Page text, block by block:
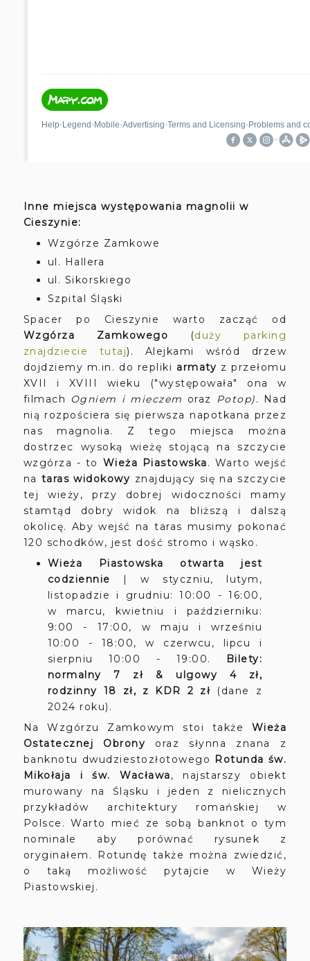
Inne miejsca występowania magnolii w
Cieszynie:
Wzgórze Zamkowe
ul. Hallera
ul. Sikorskiego
Szpital Śląski
Spacer po Cieszynie warto zacząć od
Wzgórza Zamkowego (duży parking
znajdziecie tutaj). Alejkami wśród drzew
dojdziemy m.in. do repliki armaty z przełomu
XVII i XVIII wieku ("występowała" ona w
filmach Ogniem i mieczem oraz Potop). Nad
nią rozpościera się pierwsza napotkana przez
nas magnolia. Z tego miejsca można
dostrzec wysoką wieżę stojącą na szczycie
wzgórza - to Wieża Piastowska. Warto wejść
na taras widokowy znajdujący się na szczycie
tej wieży, przy dobrej widoczności mamy
stamtąd dobry widok na bliższą i dalszą
okolicę. Aby wejść na taras musimy pokonać
120 schodków, jest dość stromo i wąsko.
Wieża Piastowska otwarta jest
codziennie
| wstyczniu, lutym,
listopadzie i grudniu: 10:00 - 16:00 ,
w marcu, kwietniu i październiku:
9:00 - 17:00, w maju i wrześniu
10:00 - 18:00, w czerwcu, lipcu i
sierpniu 10:00 - 19:00.
Bilety:
normalny 7 zł & ulgowy 4 zł,
rodzinny 18 zł, z KDR 2 zł (dane z
2024 roku).
Na Wzgórzu Zamkowym stoi także Wieża
Ostatecznej Obrony oraz słynna znana z
banknotu dwudziestozłotowego Rotunda św.
Mikołaja i św. Wacława, najstarszy obiekt
murowany na Śląsku i jeden z nielicznych
przykładów architektury romańskiej w
Polsce. Warto mieć ze sobą banknot o tym
nominale aby porównać rysunek z
oryginałem. Rotundę także można zwiedzić,
o taką możliwość pytajcie w Wieży
Piastowskiej.